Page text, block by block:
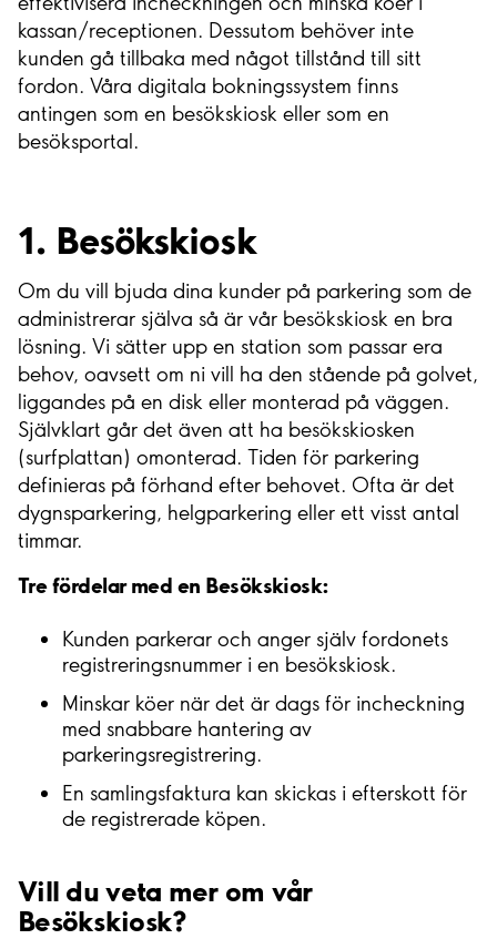
kassan/receptionen. Dessutom behöver inte
kunden gå tillbaka med något tillstånd till sitt
fordon. Våra digitala bokningssystem finns
antingen som en besökskiosk eller som en
besöksportal.
1. Besökskiosk
Om du vill bjuda dina kunder på parkering som de
administrerar själva så är vår besökskiosk en bra
lösning. Vi sätter upp en station som passar era
behov, oavsett om ni vill ha den stående på golvet,
liggandes på en disk eller monterad på väggen.
Självklart går det även att ha besökskiosken
(surfplattan) omonterad. Tiden för parkering
definieras på förhand efter behovet. Ofta är det
dygnsparkering, helgparkering eller ett visst antal
timmar.
Tre fördelar med en Besökskiosk:
Kunden parkerar och anger själv fordonets
registreringsnummer i en besökskiosk.
Minskar köer när det är dags för incheckning
med snabbare hantering av
parkeringsregistrering.
En samlingsfaktura kan skickas i efterskott för
de registrerade köpen.
Vill du veta mer om vår
Besökskiosk?